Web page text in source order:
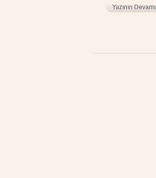
Yazının Devamı